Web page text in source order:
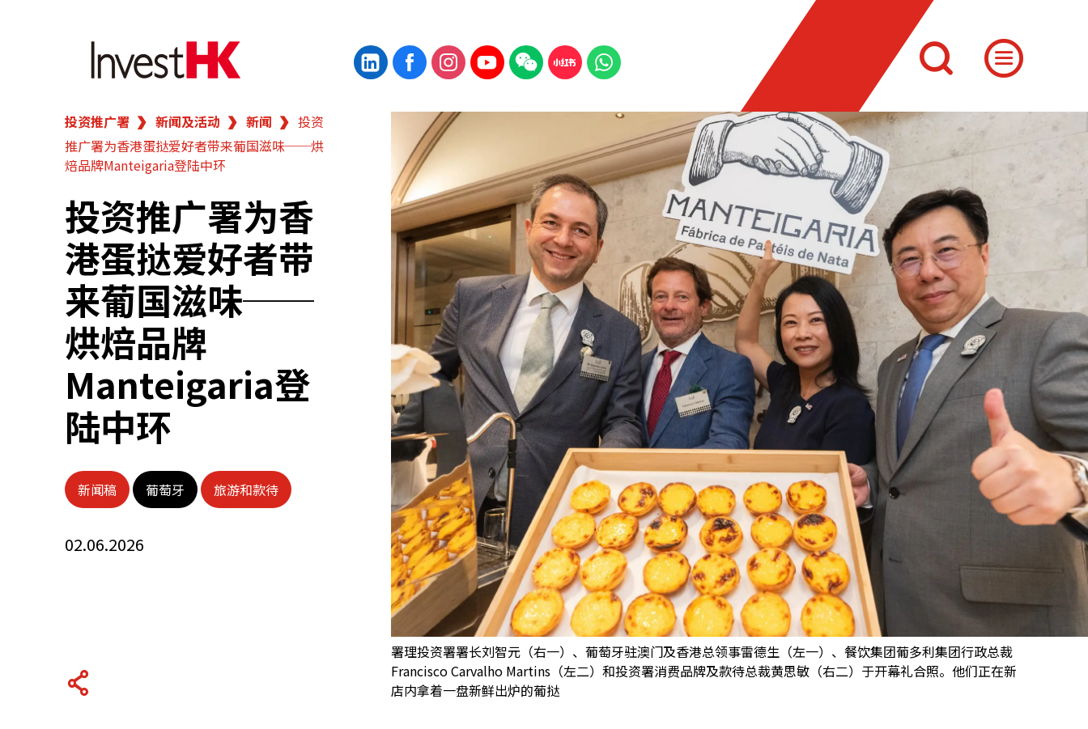
繁 简
香港营商优势
我们的客户
新闻及活动
业务领域
在港开业
关于我们
投资推广署 新闻及活动 新闻
投资
推广署为香港蛋挞爱好者带来葡国滋味──烘
焙品牌Manteigaria登陆中环
投资推广署为香
港蛋挞爱好者带
来葡国滋味──
烘焙品牌
Manteigaria登
陆中环
新闻稿 葡萄牙 旅游和款待
02.06.2026
署理投资署署长刘智元（右一）、葡萄牙驻澳门及香港总领事雷德生（左一）、餐饮集团葡多利集团行政总裁
Francisco Carvalho Martins（左二）和投资署消费品牌及款待总裁黄思敏（右二）于开幕礼合照。他们正在新
店内拿着一盘新鲜出炉的葡挞